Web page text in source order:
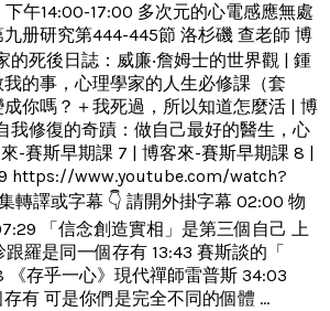
午14:00-17:00 多次元的心電感應無處
册研究第444-445節 洛杉磯 查老師 博
的死後日誌：威廉‧詹姆士的世界觀 | 鍾
的事，心理學家的人生必修課（套
你嗎？＋我死過，所以知道怎麼活 | 博
我修復的奇蹟：做自己最好的醫生，心
-賽斯早期課 7 | 博客來-賽斯早期課 8 |
https://www.youtube.com/watch?
轉譯或字幕 👇 請開外掛字幕 02:00 物
「信念創造實相」是第三個自己 上
羅是同一個存有 13:43 賽斯談的「
《存乎一心》現代禪師雷普斯 34:03
存有 可是你們是完全不同的個體 ...